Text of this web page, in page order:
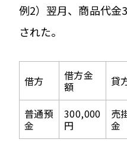
例2）翌月、商品代金
された。
借方
借方金
額
貸
普通預
金
300,000
円
売
金